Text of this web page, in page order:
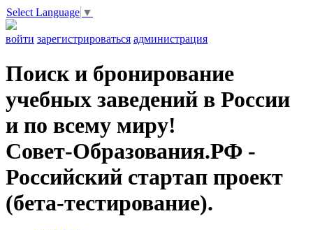
Select Language ▼
войти зарегистрироваться администрация
Поиск и бронирование
учебных заведений в России
и по всему миру!
Совет-Образования.РФ -
Российский стартап проект
(бета-тестирование).